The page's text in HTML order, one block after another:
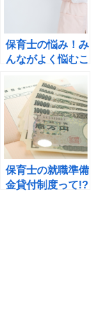
保育士の悩み！み
んながよく悩むこ
決法がある!?
保育士の就職準備
金貸付制度って!?